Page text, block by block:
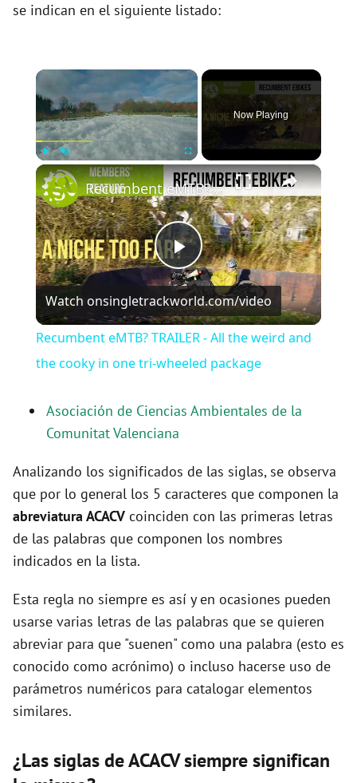
se indican en el siguiente listado:
×
Fullscreen
Now Playing
×
P
l
a
y
V
i
e
o
Recumbent eMTB? TRAILER - All the weird and the cooky in one tri-wheeled package
Watch onsingletrackworld.com/video
Recumbent eMTB? TRAILER - All the weird and
the cooky in one tri-wheeled package
Asociación de Ciencias Ambientales de la
Comunitat Valenciana
Analizando los significados de las siglas, se observa
que por lo general los 5 caracteres que componen la
abreviatura ACACV coinciden con las primeras letras
de las palabras que componen los nombres
indicados en la lista.
Esta regla no siempre es así y en ocasiones pueden
usarse varias letras de las palabras que se quieren
abreviar para que "suenen" como una palabra (esto es
conocido como acrónimo) o incluso hacerse uso de
parámetros numéricos para catalogar elementos
similares.
¿Las siglas de ACACV siempre significan